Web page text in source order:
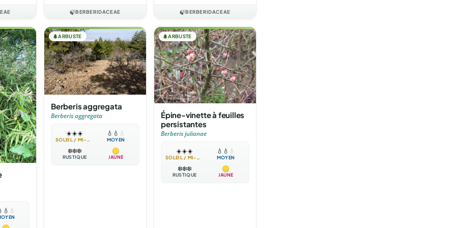
🍃BERBERIDACEAE 🍃BERBERIDACEAE
💧 💧
🌲ARBUSTE
Berberis aggregata
Berberis aggregata
☀️☀️☀️
SOLEIL / MI-OMBRE
💧 💧 💧
MOYEN
❄️❄️❄️
RUSTIQUE JAUNE
🌲ARBUSTE
Épine-vinette à feuilles
persistantes
Berberis julianae
☀️☀️☀️
SOLEIL / MI-OMBRE
💧 💧 💧
MOYEN
❄️❄️❄️
RUSTIQUE JAUNE